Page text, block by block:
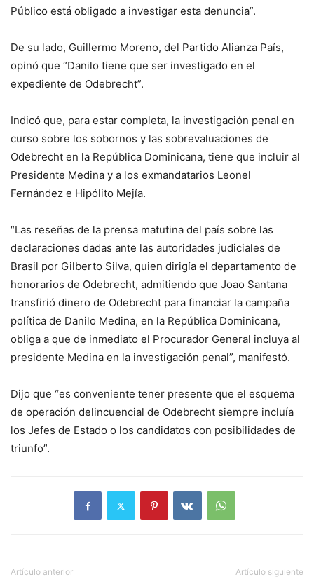
Público está obligado a investigar esta denuncia”.
De su lado, Guillermo Moreno, del Partido Alianza País,
opinó que “Danilo tiene que ser investigado en el
expediente de Odebrecht”.
Indicó que, para estar completa, la investigación penal en
curso sobre los sobornos y las sobrevaluaciones de
Odebrecht en la República Dominicana, tiene que incluir al
Presidente Medina y a los exmandatarios Leonel
Fernández e Hipólito Mejía.
“Las reseñas de la prensa matutina del país sobre las
declaraciones dadas ante las autoridades judiciales de
Brasil por Gilberto Silva, quien dirigía el departamento de
honorarios de Odebrecht, admitiendo que Joao Santana
transfirió dinero de Odebrecht para financiar la campaña
política de Danilo Medina, en la República Dominicana,
obliga a que de inmediato el Procurador General incluya al
presidente Medina en la investigación penal”, manifestó.
Dijo que “es conveniente tener presente que el esquema
de operación delincuencial de Odebrecht siempre incluía
los Jefes de Estado o los candidatos con posibilidades de
triunfo”.
Artículo anterior Artículo siguiente